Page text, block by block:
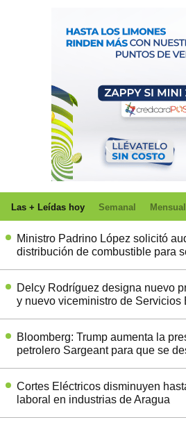
Las + Leídas hoy Semanal Mensual
Ministro Padrino López solicitó
distribución de combustible para
Delcy Rodríguez designa nuevo
y nuevo viceministro de Servicios
Bloomberg: Trump aumenta la
petrolero Sargeant para que se
Cortes Eléctricos disminuyen
laboral en industrias de Aragua